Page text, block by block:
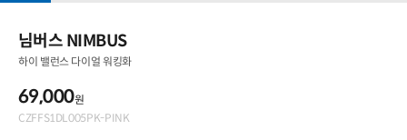
님버스 NIMBUS
하이 밸런스 다이얼 워킹화
69,000원
CZFFS1DL005PK-PINK